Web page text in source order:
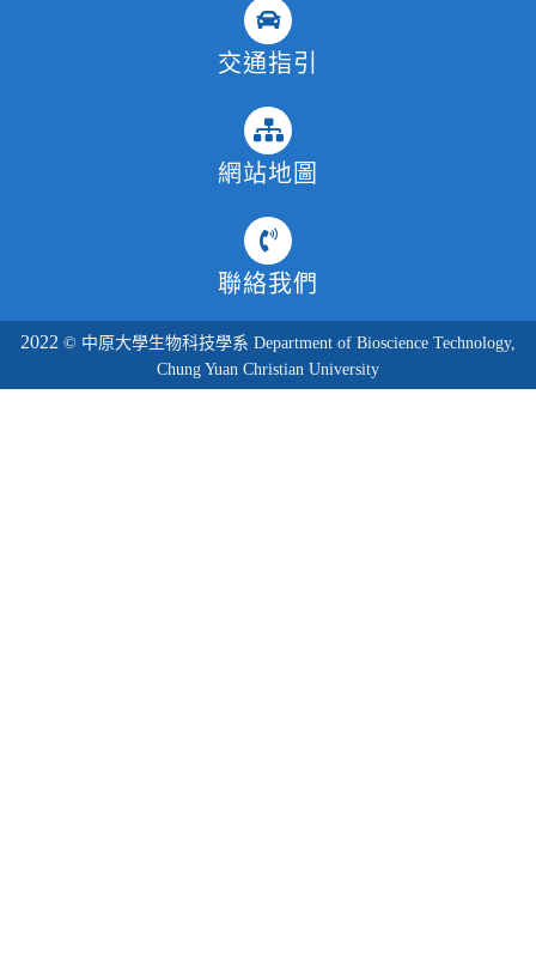
交通指引
網站地圖
聯絡我們
2022 © 中原大學生物科技學系 Department of Bioscience Technology,
Chung Yuan Christian University